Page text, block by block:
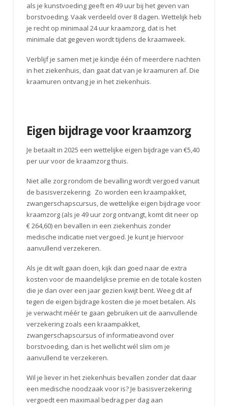
als je kunstvoeding geeft en 49 uur bij het geven van
borstvoeding. Vaak verdeeld over 8 dagen. Wettelijk heb
je recht op minimaal 24 uur kraamzorg, dat is het
minimale dat gegeven wordt tijdens de kraamweek.
Verblijf je samen met je kindje één of meerdere nachten
in het ziekenhuis, dan gaat dat van je kraamuren af. Die
kraamuren ontvang je in het ziekenhuis.
Eigen bijdrage voor kraamzorg
Je betaalt in 2025 een wettelijke eigen bijdrage van €5,40
per uur voor de kraamzorg thuis.
Niet alle zorg rondom de bevalling wordt vergoed vanuit
de basisverzekering. Zo worden een kraampakket,
zwangerschapscursus, de wettelijke eigen bijdrage voor
kraamzorg (als je 49 uur zorg ontvangt, komt dit neer op
€ 264,60) en bevallen in een ziekenhuis zonder
medische indicatie niet vergoed. Je kunt je hiervoor
aanvullend verzekeren.
Als je dit wilt gaan doen, kijk dan goed naar de extra
kosten voor de maandelijkse premie en de totale kosten
die je dan over een jaar gezien kwijt bent. Weeg dit af
tegen de eigen bijdrage kosten die je moet betalen. Als
je verwacht méér te gaan gebruiken uit de aanvullende
verzekering zoals een kraampakket,
zwangerschapscursus of informatieavond over
borstvoeding, dan is het wellicht wél slim om je
aanvullend te verzekeren.
Wil je liever in het ziekenhuis bevallen zonder dat daar
een medische noodzaak voor is? Je basisverzekering
vergoedt een maximaal bedrag per dag aan